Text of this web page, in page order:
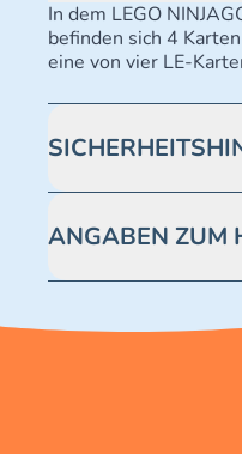
In dem LEGO
befinden sich 4
eine von vier LE-
Enthält
Erstickungsgefahr.
ANGABEN ZUM
ocean.de/
2202990